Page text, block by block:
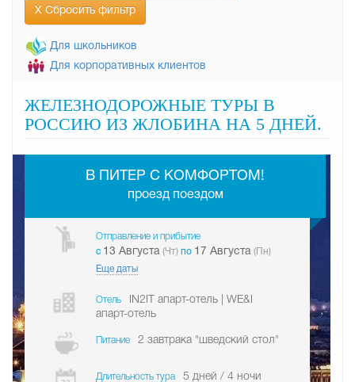
Х Сбросить фильтр
Для школьников
Для корпоративных клиентов
ЖЕЛЕЗНОДОРОЖНЫЕ ТУРЫ В
РОССИЮ ИЗ ЖЛОБИНА НА 5 ДНЕЙ.
В ПИТЕР С КОМФОРТОМ!
проезд поездом
Отправление и прибытие
c 13 Августа (Чт) по 17 Августа (Пн)
Еще даты
Отель
IN2IT апарт-отель | WE&I
апарт-отель
Питание 2 завтрака "шведский стол"
Длительность тура 5 дней / 4 ночи
-